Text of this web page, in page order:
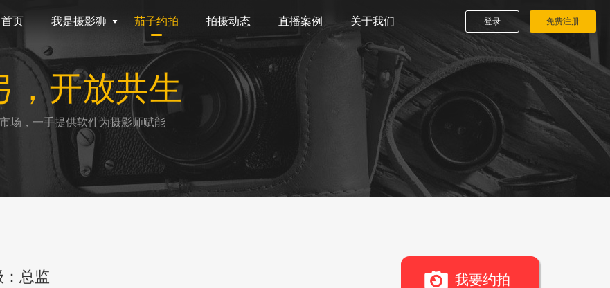
首页 我是摄影狮 茄子约拍 拍摄动态 直播案例 关于我们 登录 免费注册
，开放共生
场，一手提供软件为摄影师赋能
：总监 我要约拍